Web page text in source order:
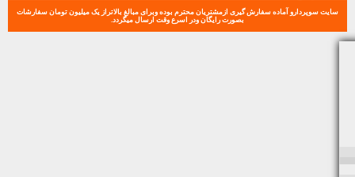
سایت سوپردارو آماده سفارش گیری ازمشتریان محترم بوده وبرای مبالغ بالاتراز یک میلیون تومان سفارشات
بصورت رایگان ودر اسرع وقت ارسال میگردد.